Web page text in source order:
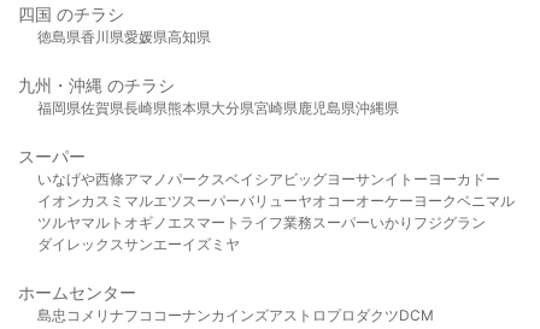
四国 のチラシ
徳島県香川県愛媛県高知県
九州・沖縄 のチラシ
福岡県佐賀県長崎県熊本県大分県宮崎県鹿児島県沖縄県
スーパー
いなげや西條アマノパークスベイシア ビッグヨーサンイトーヨーカドー
イオンカスミ マルエツスーパーバリューヤオコーオーケー ヨークベニマル
ツルヤマルト オギノ エスマート ライフ業務スーパーいかり フジグラン
ダイレックスサンエーイズミヤ
ホームセンター
島忠 コメリ ナフコ コーナンカインズアストロプロダクツDCM